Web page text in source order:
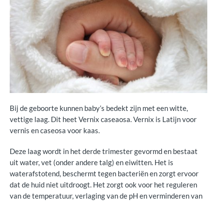
Bij de geboorte kunnen baby’s bedekt zijn met een witte,
vettige laag. Dit heet Vernix caseaosa. Vernix is Latijn voor
vernis en caseosa voor kaas.
Deze laag wordt in het derde trimester gevormd en bestaat
uit water, vet (onder andere talg) en eiwitten. Het is
waterafstotend, beschermt tegen bacteriën en zorgt ervoor
dat de huid niet uitdroogt. Het zorgt ook voor het reguleren
van de temperatuur, verlaging van de pH en verminderen van